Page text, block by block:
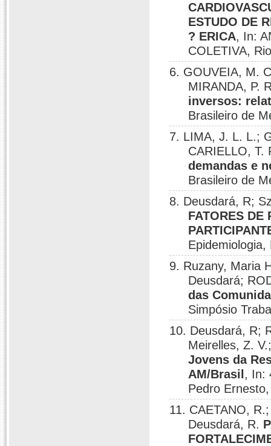
ESTUDO DE
? ERICA, In:
COLETIVA,
6. GOUVEIA, M.
MIRANDA, P.
inversos:
Brasileiro de
7. LIMA, J. L. L.;
CARIELLO, T.
demandas e
Brasileiro de
8. Deusdará, R;
FATORES DE
9. Ruzany, Maria
Deusdará;
das
Simpósio
10. Deusdará, R;
Meirelles, Z.
Jovens da
AM/Brasil , In:
Pedro
11. CAETANO,
Deusdará, R.